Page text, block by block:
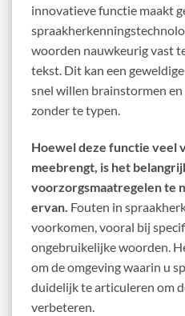
innovatieve functie maakt
woorden nauwkeurig vast
tekst. Dit kan een
snel willen brainstormen
zonder te typen.
Hoewel deze functie veel
meebrengt, is het
voorzorgsmaatregelen te
ervan. Fouten in
voorkomen, vooral bij
ongebruikelijke woorden.
om de omgeving waarin u
duidelijk te articuleren om
verbeteren.